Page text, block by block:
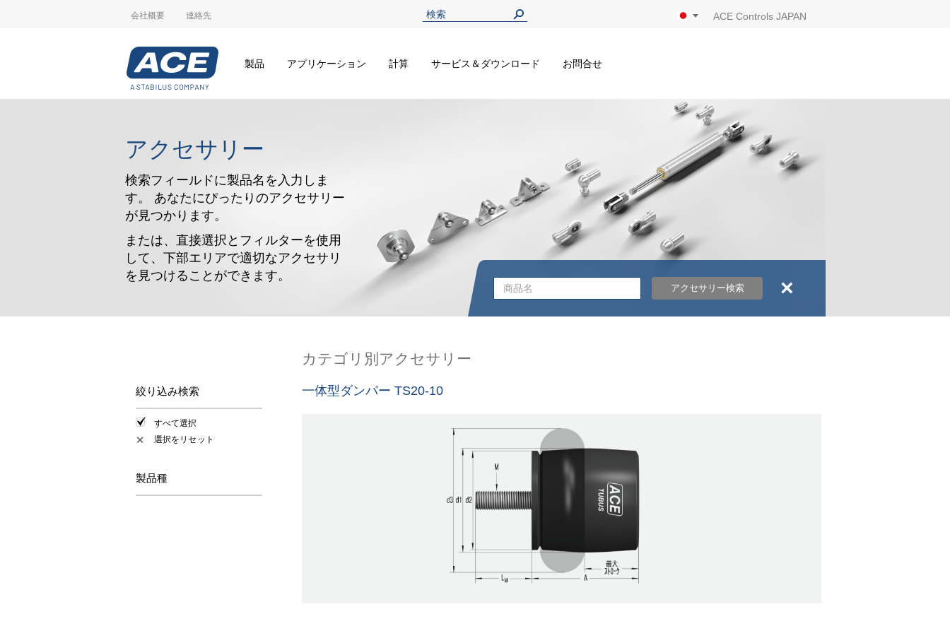
会社概要 連絡先 ACE Controls JAPAN
製品 アプリケーション 計算 サービス＆ダウンロード お問合せ
アクセサリー
検索フィールドに製品名を入力しま
す。 あなたにぴったりのアクセサリー
が見つかります。
または、直接選択とフィルターを使用
して、下部エリアで適切なアクセサリ
を見つけることができます。
アクセサリー検索 ×
絞り込み検索
すべて選択
✕ 選択をリセット
製品種
カテゴリ別アクセサリー
一体型ダンパー TS20-10